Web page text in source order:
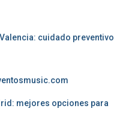
cuidado preventivo
mejores opciones para